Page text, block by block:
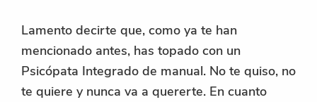
Lamento decirte que, como ya te han
mencionado antes, has topado con un
Psicópata Integrado de manual. No te quiso, no
te quiere y nunca va a quererte. En cuanto